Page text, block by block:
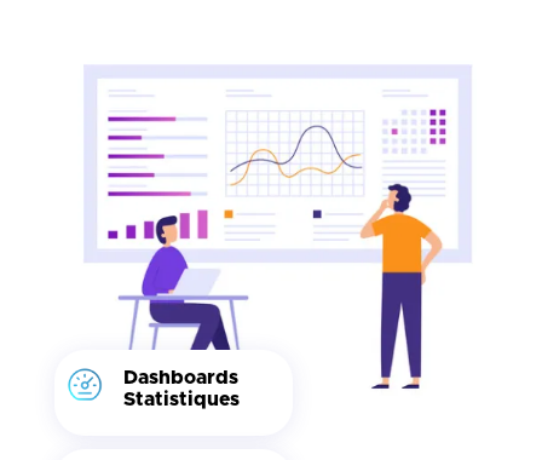
Dashboards
Statistiques